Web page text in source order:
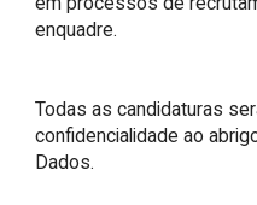
enquadre.
Todas as candidaturas
confidencialidade ao
Dados.